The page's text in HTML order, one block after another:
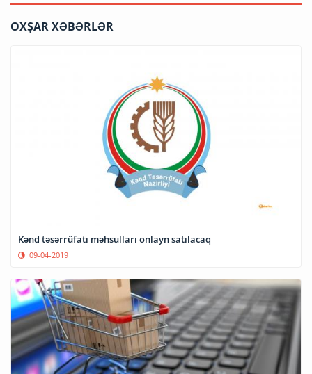
OXŞAR XƏBƏRLƏR
Kənd təsərrüfatı məhsulları onlayn satılacaq
09-04-2019